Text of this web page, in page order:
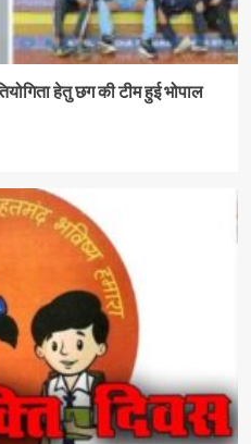
हेतु छग की टीम हुई भोपाल